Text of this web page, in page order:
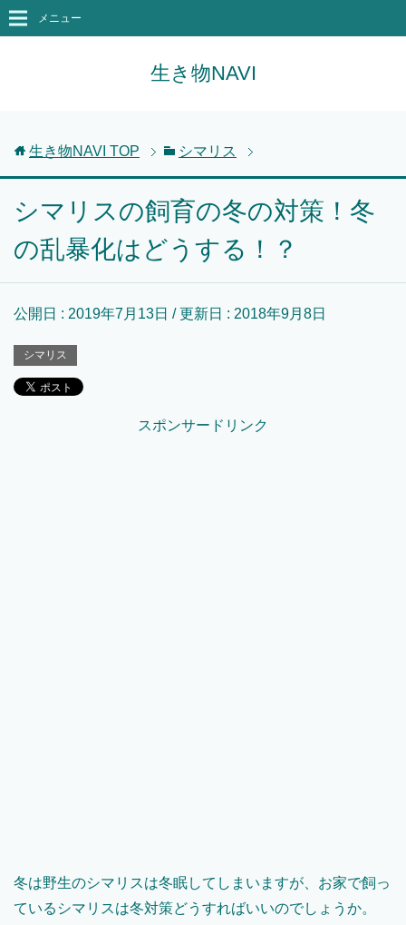
生き物NAVI
メニュー
生き物NAVI TOP シマリス
シマリスの飼育の冬の対策！冬
の乱暴化はどうする！？
公開日 : 2019年7月13日 / 更新日 : 2018年9月8日
シマリス
スポンサードリンク
冬は野生のシマリスは冬眠してしまいますが、お家で飼っ
ているシマリスは冬対策どうすればいいのでしょうか。